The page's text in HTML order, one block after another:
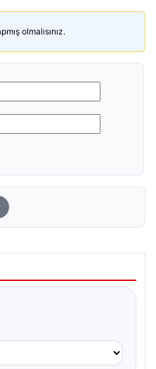
olmalısınız.